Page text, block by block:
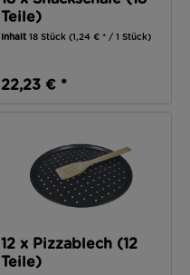
Teile)
Inhalt18 Stück(1,24 € * / 1 Stück)
22,23 € *
12 x Pizzablech (12
Teile)